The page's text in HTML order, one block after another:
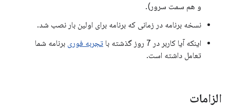
و هم سمت سرور).
نسخه برنامه در زمانی که برنامه برای اولین بار نصب شد.
اینکه آیا کاربر در 7 روز گذشته با
تجربه فوری برنامه شما
تعامل داشته است.
الزامات